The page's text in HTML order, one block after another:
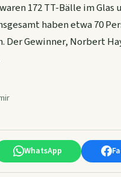
172 TT-Bälle im
haben etwa 70
Der Gewinner, Norbert
WhatsApp